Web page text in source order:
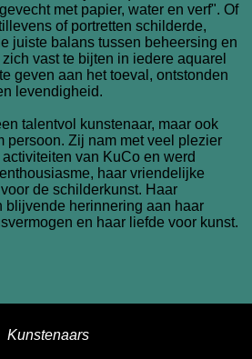
met papier, water en verf". Of
of portretten schilderde,
juiste balans tussen beheersing en
vast te bijten in iedere aquarel
geven aan het toeval, ontstonden
levendigheid.
talentvol kunstenaar, maar ook
persoon. Zij nam met veel plezier
van KuCo en werd
haar vriendelijke
de schilderkunst. Haar
blijvende herinnering aan haar
en haar liefde voor kunst.
Kunstenaars